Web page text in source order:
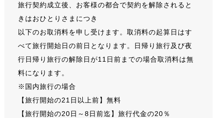
旅行契約成立後、お客様の都合で契約を解除されると
きはおひとりさまにつき
以下のお取消料を申し受けます。取消料の起算日はす
べて旅行開始日の前日となります。日帰り旅行及び夜
行日帰り旅行の解除日が11日前までの場合取消料は無
料になります。
※国内旅行の場合
【旅行開始の21日以上前】無料
【旅行開始の20日～8日前迄】旅行代金の20％